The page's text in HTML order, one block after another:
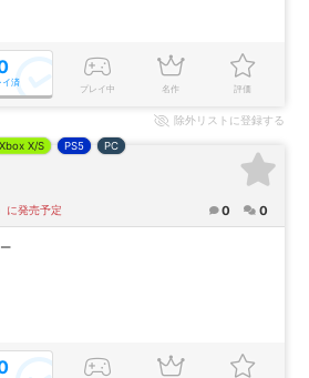
イ済
プレイ中 名作 評価
除外リストに登録する
Xbox X/S PS5 PC
に発売予定 0 0